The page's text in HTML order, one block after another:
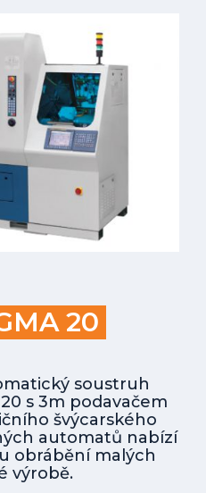
20
soustruh
s 3m podavačem
švýcarského
automatů nabízí
obrábění malých
výrobě.